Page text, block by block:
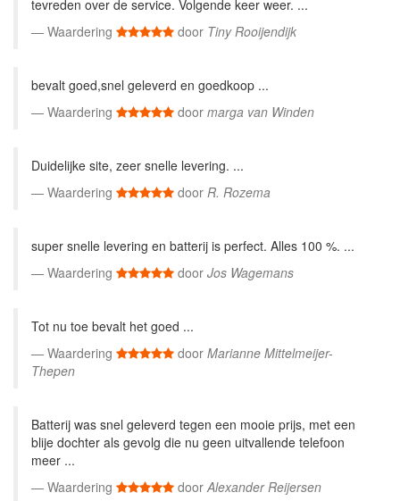
tevreden over de service. Volgende keer weer. ...
Waardering
door Tiny Rooijendijk
bevalt goed,snel geleverd en goedkoop ...
Waardering
door marga van Winden
Duidelijke site, zeer snelle levering. ...
Waardering
door R. Rozema
super snelle levering en batterij is perfect. Alles 100 %. ...
Waardering
door Jos Wagemans
Tot nu toe bevalt het goed ...
Waardering
door Marianne Mittelmeijer-
Thepen
Batterij was snel geleverd tegen een mooie prijs, met een
blije dochter als gevolg die nu geen uitvallende telefoon
meer ...
Waardering
doorAlexander Reijersen